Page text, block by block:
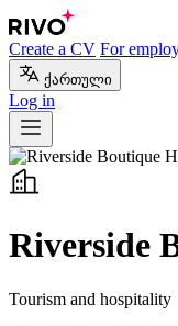
Create a CV For
ქართული
Log in
Riverside
Tourism and hospitality